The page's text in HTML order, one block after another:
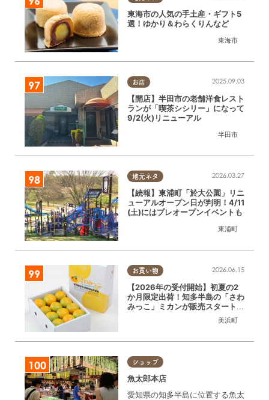
東海市
東海市の人気の手土産・ギフト5
選！ゆかり＆わらくりんなど
お店
半田市
2025.09.03
【開店】半田市の老舗洋食レスト
ランが「喫茶シシリー」になって
9/2(火)リニューアル
地元ネタ
東浦町
2026.03.27
【続報】東浦町「於大公園」リニ
ューアルオープン日が判明！4/11
(土)にはプレオープンイベントも
お買い物
美浜町
2026.06.15
【2026年の受付開始】初夏の2
か月限定出荷！知多半島の「さわ
みっこ」ミカンが販売スタート／
ショップ
魚太郎本店
愛知県の知多半島に位置する魚太